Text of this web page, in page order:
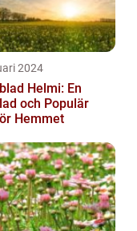
2024
Helmi: En
och Populär
Hemmet